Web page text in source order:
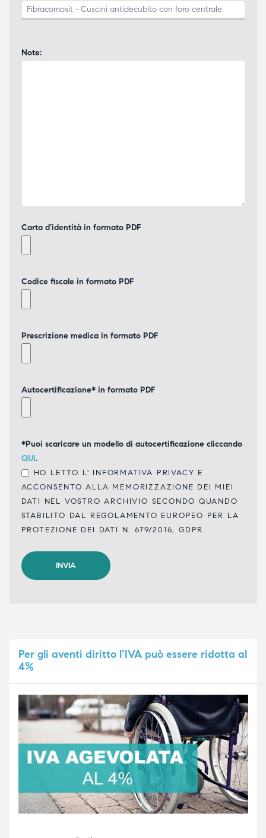
Note:
Carta d'identità in formato PDF
Codice fiscale in formato PDF
Prescrizione medica in formato PDF
Autocertificazione* in formato PDF
*Puoi scaricare un modello di autocertificazione cliccando
QUI.
HO LETTO L' INFORMATIVA PRIVACY E
ACCONSENTO ALLA MEMORIZZAZIONE DEI MIEI
DATI NEL VOSTRO ARCHIVIO SECONDO QUANDO
STABILITO DAL REGOLAMENTO EUROPEO PER LA
PROTEZIONE DEI DATI N. 679/2016, GDPR.
Pergli aventi diritto l’IVA può essere ridotta al
4%